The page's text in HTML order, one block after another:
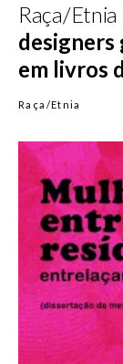
Raça/Etnia
designers
em livros
Raça/Etnia